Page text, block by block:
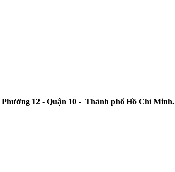
12 - Quận 10 - Thành phố Hồ Chí Minh.